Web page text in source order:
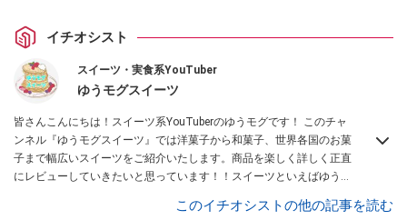
イチオシスト
スイーツ・実食系YouTuber
ゆうモグスイーツ
皆さんこんにちは！スイーツ系YouTuberのゆうモグです！ このチャ
ンネル『ゆうモグスイーツ』では洋菓子から和菓子、世界各国のお菓
子まで幅広いスイーツをご紹介いたします。商品を楽しく詳しく正直
にレビューしていきたいと思っています！！スイーツといえばゆうモ
Instagramはこちら。このイチオシストの他の記事を読む